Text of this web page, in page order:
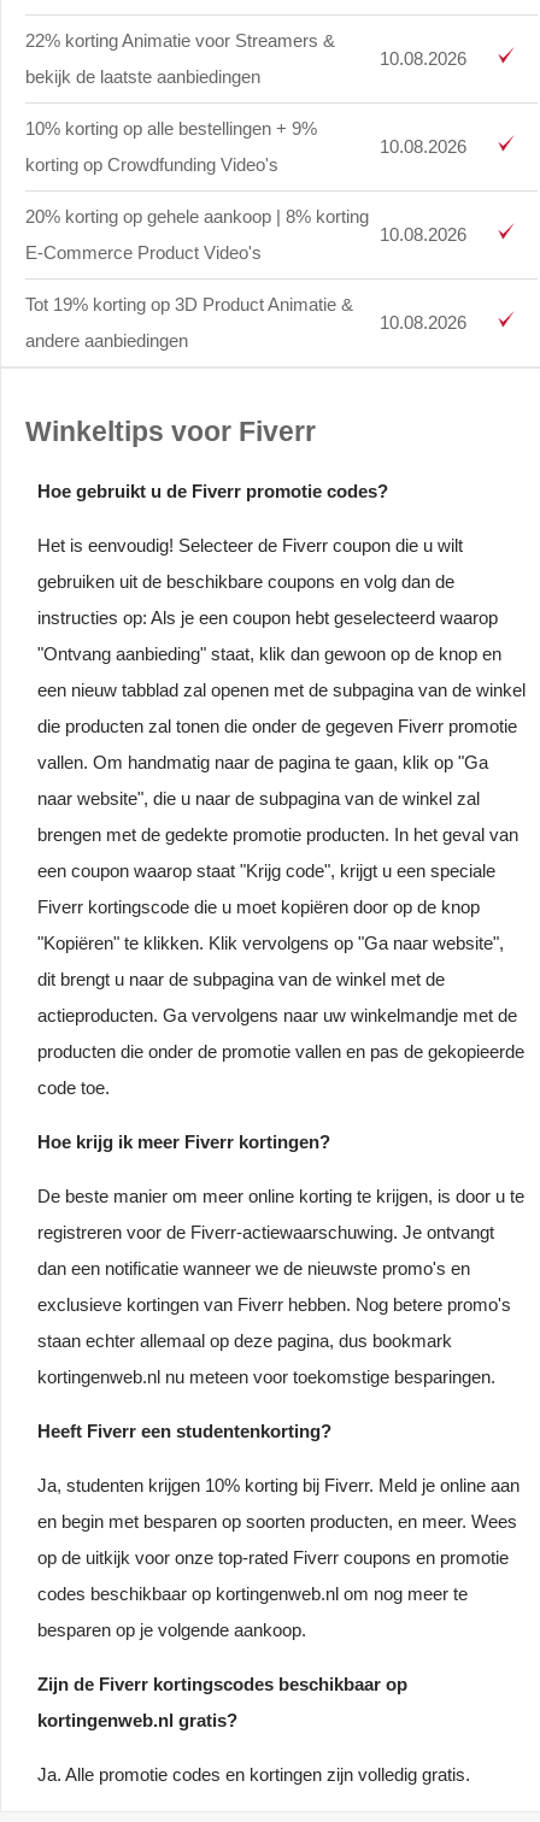
22% korting Animatie voor Streamers &
bekijk de laatste aanbiedingen
10.08.2026
10% korting op alle bestellingen + 9%
korting op Crowdfunding Video's
10.08.2026
20% korting op gehele aankoop | 8% korting
E-Commerce Product Video's
10.08.2026
Tot 19% korting op 3D Product Animatie &
andere aanbiedingen
10.08.2026
Winkeltips voor Fiverr
Hoe gebruikt u de Fiverr promotie codes?
Het is eenvoudig! Selecteer de Fiverr coupon die u wilt
gebruiken uit de beschikbare coupons en volg dan de
instructies op: Als je een coupon hebt geselecteerd waarop
"Ontvang aanbieding" staat, klik dan gewoon op de knop en
een nieuw tabblad zal openen met de subpagina van de winkel
die producten zal tonen die onder de gegeven Fiverr promotie
vallen. Om handmatig naar de pagina te gaan, klik op "Ga
naar website", die u naar de subpagina van de winkel zal
brengen met de gedekte promotie producten. In het geval van
een coupon waarop staat "Krijg code", krijgt u een speciale
Fiverr kortingscode die u moet kopiëren door op de knop
"Kopiëren" te klikken. Klik vervolgens op "Ga naar website",
dit brengt u naar de subpagina van de winkel met de
actieproducten. Ga vervolgens naar uw winkelmandje met de
producten die onder de promotie vallen en pas de gekopieerde
code toe.
Hoe krijg ik meer Fiverr kortingen?
De beste manier om meer online korting te krijgen, is door u te
registreren voor de Fiverr-actiewaarschuwing. Je ontvangt
dan een notificatie wanneer we de nieuwste promo's en
exclusieve kortingen van Fiverr hebben. Nog betere promo's
staan echter allemaal op deze pagina, dus bookmark
kortingenweb.nl nu meteen voor toekomstige besparingen.
Heeft Fiverr een studentenkorting?
Ja, studenten krijgen 10% korting bij Fiverr. Meld je online aan
en begin met besparen op soorten producten, en meer. Wees
op de uitkijk voor onze top-rated Fiverr coupons en promotie
codes beschikbaar op kortingenweb.nl om nog meer te
besparen op je volgende aankoop.
Zijn de Fiverr kortingscodes beschikbaar op
kortingenweb.nl gratis?
Ja. Alle promotie codes en kortingen zijn volledig gratis.